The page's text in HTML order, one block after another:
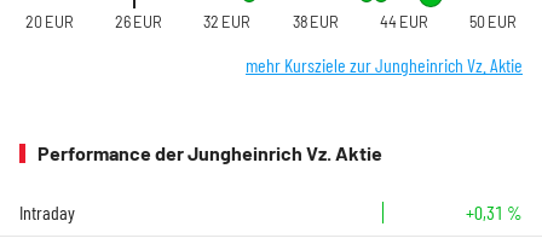
20 EUR 26 EUR 32 EUR 38 EUR 44 EUR 50 EUR
mehr Kursziele zur Jungheinrich Vz. Aktie
Performance der Jungheinrich Vz. Aktie
Intraday +0,31 %